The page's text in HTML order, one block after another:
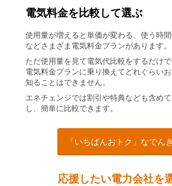
電気料金を比較して選ぶ
使用量が増えると単価が変わる、使う時
などさまざま電気料金プランがあります。
ただ使用量を見て電気代比較をするだけ
電気料金プランに乗り換えてどれぐらい
知ることはできません。
エネチェンジでは割引や特典なども含め
し、簡単に比較できます。
「いちばんおトク」なでん
応援したい電力会社を